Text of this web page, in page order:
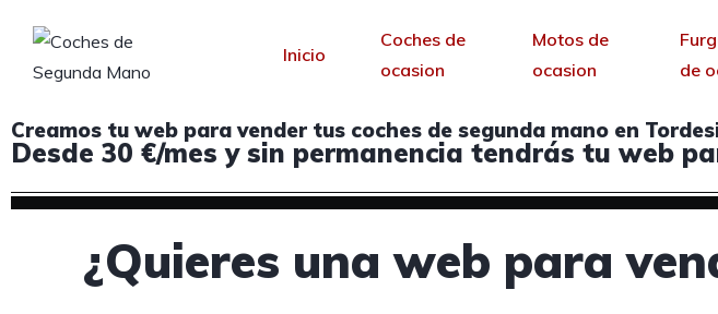
Inicio
Coches de
ocasion
Motos de
ocasion
de
Creamos tu web para vender tus coches de segunda mano en
Desde 30 €/mes y sin permanencia tendrás tu web
¿Quieres una web para